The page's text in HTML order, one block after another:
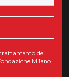
trattamento dei
Milano.